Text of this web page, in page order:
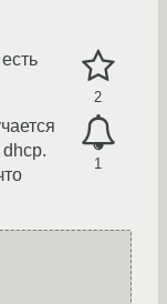
2
1
dhcp.